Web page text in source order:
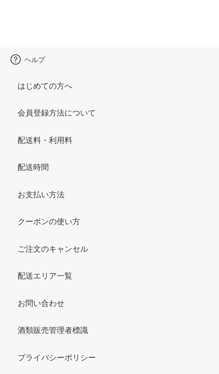
ヘルプ
はじめての方へ
会員登録方法について
配送料・利用料
配送時間
お支払い方法
クーポンの使い方
ご注文のキャンセル
配送エリア一覧
お問い合わせ
酒類販売管理者標識
プライバシーポリシー